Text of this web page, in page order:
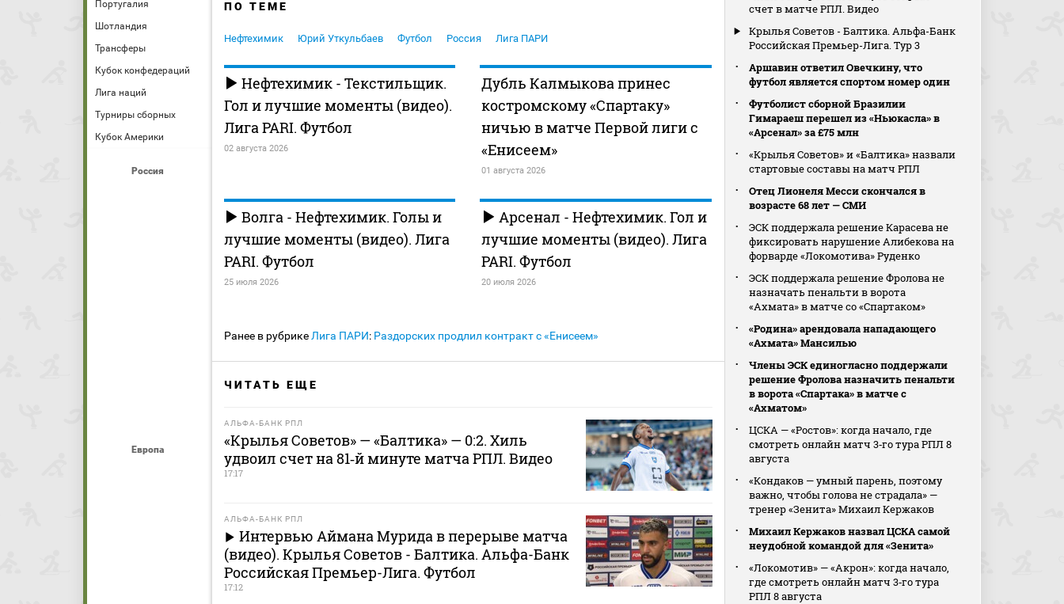
Португалия
Шотландия
Трансферы
Кубок конфедераций
Лига наций
Турниры сборных
Кубок Америки
Россия
Европа
ПО ТЕМЕ
Нефтехимик Юрий Уткульбаев Футбол Россия Лига ПАРИ
Нефтехимик - Текстильщик.
Гол и лучшие моменты (видео).
Лига PARI. Футбол
02 августа 2026
Дубль Калмыкова принес
костромскому «Спартаку»
ничью в матче Первой лиги с
«Енисеем»
01 августа 2026
Волга - Нефтехимик. Голы и
лучшие моменты (видео). Лига
PARI. Футбол
25 июля 2026
Арсенал - Нефтехимик. Гол и
лучшие моменты (видео). Лига
PARI. Футбол
20 июля 2026
Ранее в рубрике Лига ПАРИ: Раздорских продлил контракт с «Енисеем»
ЧИТАТЬ ЕЩЕ
АЛЬФА-БАНК РПЛ
«Крылья Советов» — «Балтика» — 0:2. Хиль
удвоил счет на 81‑й минуте матча РПЛ. Видео
17:17
АЛЬФА-БАНК РПЛ
Интервью Аймана Мурида в перерыве матча
(видео). Крылья Советов - Балтика. Альфа-Банк
Российская Премьер-Лига. Футбол
17:12
счет в матче РПЛ. Видео
Крылья Советов - Балтика. Альфа-Банк
Российская Премьер-Лига. Тур 3
Аршавин ответил Овечкину, что
футбол является спортом номер один
Футболист сборной Бразилии
Гимараеш перешел из «Ньюкасла» в
«Арсенал» за £75 млн
«Крылья Советов» и «Балтика» назвали
стартовые составы на матч РПЛ
Отец Лионеля Месси скончался в
возрасте 68 лет — СМИ
ЭСК поддержала решение Карасева не
фиксировать нарушение Алибекова на
форварде «Локомотива» Руденко
ЭСК поддержала решение Фролова не
назначать пенальти в ворота
«Ахмата» в матче со «Спартаком»
«Родина» арендовала нападающего
«Ахмата» Мансилью
Члены ЭСК единогласно поддержали
решение Фролова назначить пенальти
в ворота «Спартака» в матче с
«Ахматом»
ЦСКА — «Ростов»: когда начало, где
смотреть онлайн матч 3‑го тура РПЛ 8
августа
«Кондаков — умный парень, поэтому
важно, чтобы голова не страдала» —
тренер «Зенита» Михаил Кержаков
Михаил Кержаков назвал ЦСКА самой
неудобной командой для «Зенита»
«Локомотив» — «Акрон»: когда начало,
где смотреть онлайн матч 3‑го тура
РПЛ 8 августа